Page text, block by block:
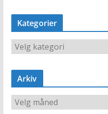
Kategorier
K
a
e
o
i
Arkiv
A
r